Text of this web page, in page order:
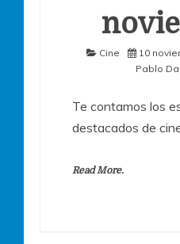
Cine 10
Pablo
Te contamos los
destacados de
Read More.